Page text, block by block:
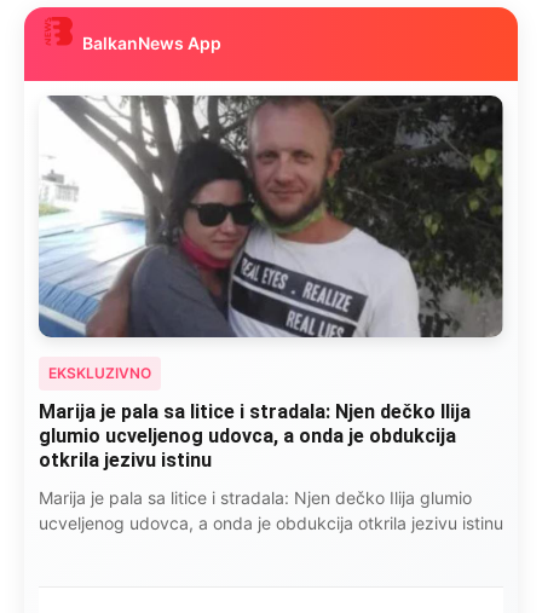
BalkanNews App
EKSKLUZIVNO
Marija je pala sa litice i stradala: Njen dečko Ilija
glumio ucveljenog udovca, a onda je obdukcija
otkrila jezivu istinu
Marija je pala sa litice i stradala: Njen dečko Ilija glumio
ucveljenog udovca, a onda je obdukcija otkrila jezivu istinu